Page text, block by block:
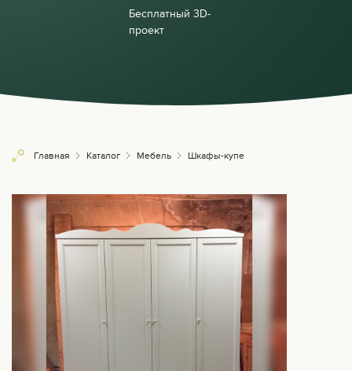
Бесплатный 3D-
проект
Главная Каталог Мебель Шкафы-купе